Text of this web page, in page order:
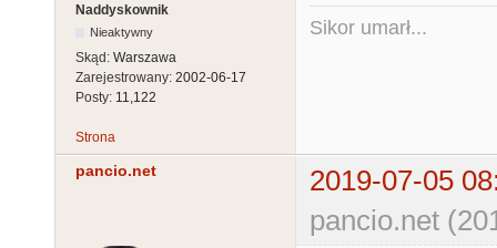
Naddyskownik
Nieaktywny
Skąd: Warszawa
Zarejestrowany: 2002-06-17
Posty: 11,122
Sikor umarł...
Strona
pancio.net
2019-07-05
pancio.net